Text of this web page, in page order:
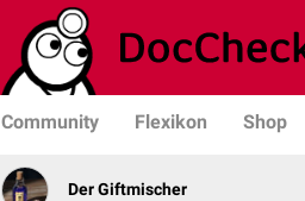
Community Flexikon Shop
Der Giftmischer